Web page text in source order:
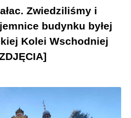
Zwiedziliśmy i
budynku byłej
Kolei Wschodniej